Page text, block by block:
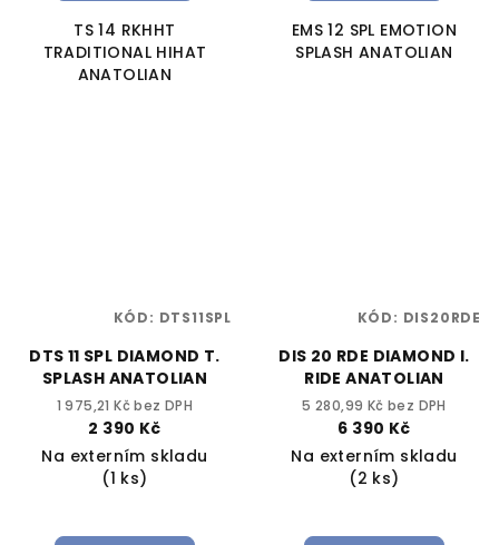
TS 14 RKHHT
TRADITIONAL HIHAT
ANATOLIAN
EMS 12 SPL EMOTION
SPLASH ANATOLIAN
DTS 11 SPL DIAMOND T.
SPLASH ANATOLIAN
1 975,21 Kč bez DPH
2 390 Kč
Na externím skladu
(1 ks)
KÓD: DTS11SPL
DIS 20 RDE DIAMOND I.
RIDE ANATOLIAN
5 280,99 Kč bez DPH
6 390 Kč
Na externím skladu
(2 ks)
KÓD: DIS20RDE